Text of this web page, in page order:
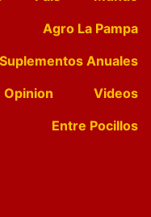
Agro La Pampa
Suplementos Anuales
Opinion
Videos
Entre Pocillos